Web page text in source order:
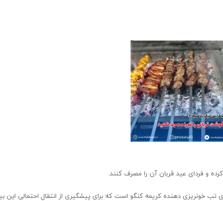
خونریزی دهنده کریمه کنگو است که برای پیشگیری از انتقال احتمالی این